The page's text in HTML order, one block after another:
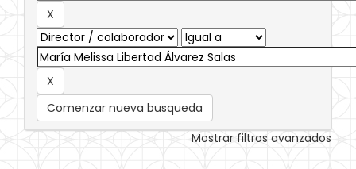
Comenzar nueva busqueda
Mostrar filtros avanzados